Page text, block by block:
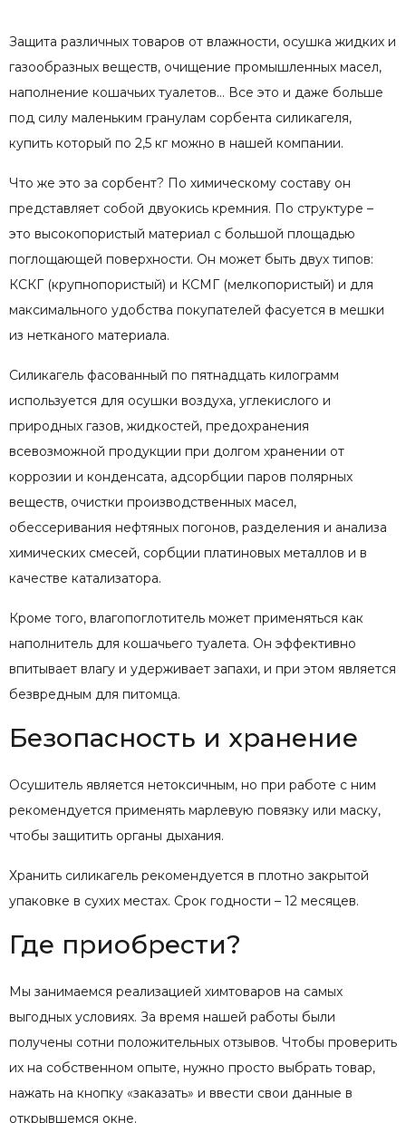
Защита различных товаров от влажности, осушка жидких и
газообразных веществ, очищение промышленных масел,
наполнение кошачьих туалетов… Все это и даже больше
под силу маленьким гранулам сорбента силикагеля,
купить который по 2,5 кг можно в нашей компании.
Что же это за сорбент? По химическому составу он
представляет собой двуокись кремния. По структуре –
это высокопористый материал с большой площадью
поглощающей поверхности. Он может быть двух типов:
КСКГ (крупнопористый) и КСМГ (мелкопористый) и для
максимального удобства покупателей фасуется в мешки
из нетканого материала.
Силикагель фасованный по пятнадцать килограмм
используется для осушки воздуха, углекислого и
природных газов, жидкостей, предохранения
всевозможной продукции при долгом хранении от
коррозии и конденсата, адсорбции паров полярных
веществ, очистки производственных масел,
обессеривания нефтяных погонов, разделения и анализа
химических смесей, сорбции платиновых металлов и в
качестве катализатора.
Кроме того, влагопоглотитель может применяться как
наполнитель для кошачьего туалета. Он эффективно
впитывает влагу и удерживает запахи, и при этом является
безвредным для питомца.
Безопасность и хранение
Осушитель является нетоксичным, но при работе с ним
рекомендуется применять марлевую повязку или маску,
чтобы защитить органы дыхания.
Хранить силикагель рекомендуется в плотно закрытой
упаковке в сухих местах. Срок годности – 12 месяцев.
Где приобрести?
Мы занимаемся реализацией химтоваров на самых
выгодных условиях. За время нашей работы были
получены сотни положительных отзывов. Чтобы проверить
их на собственном опыте, нужно просто выбрать товар,
нажать на кнопку «заказать» и ввести свои данные в
открывшемся окне.